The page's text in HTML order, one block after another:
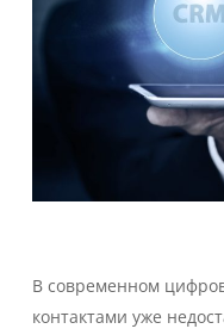
В современном
контактами уже